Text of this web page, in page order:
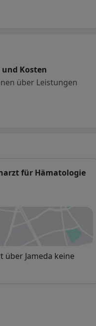
Kosten
über Leistungen
für Hämatologie
Registerkarte
über Jameda keine